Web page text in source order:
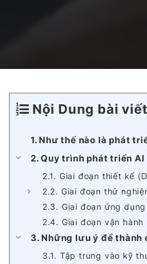
Nền tảng Văn
Studio Game
Nội Dung bài viết
1. Như thế nào là phát
2. Quy trình phát triển AI
2.1. Giai đoạn thiết kế
2.2. Giai đoạn thử
2.3. Giai đoạn ứng
2.4. Giai đoạn vận hành
3. Những lưu ý để thành
3.1. Tập trung vào kỹ